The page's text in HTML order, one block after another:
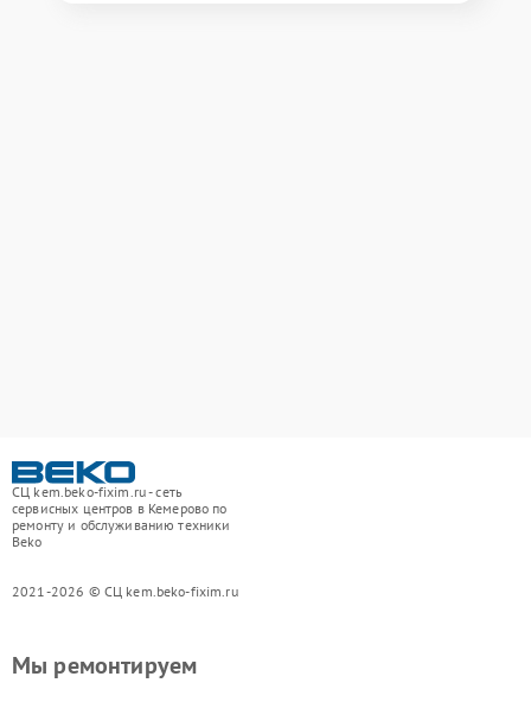
СЦ kem.beko-fixim.ru - сеть
сервисных центров в Кемерово по
ремонту и обслуживанию техники
Beko
2021-2026 © СЦ kem.beko-fixim.ru
Мы ремонтируем